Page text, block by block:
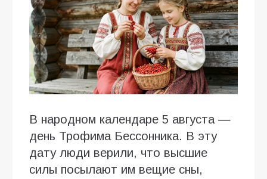
В народном календаре 5 августа —
день Трофима Бессонника. В эту
дату люди верили, что высшие
силы посылают им вещие сны,